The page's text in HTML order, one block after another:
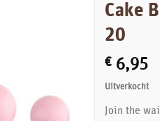
Cake
20
€6,95
Uitverkocht
Join the